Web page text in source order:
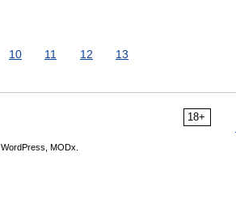
10 11 12 13
18+
WordPress, MODx.